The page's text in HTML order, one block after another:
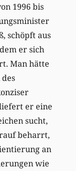
1996 bis
schöpft aus
er sich
Man hätte
er eine
sucht,
beharrt,
an
wie